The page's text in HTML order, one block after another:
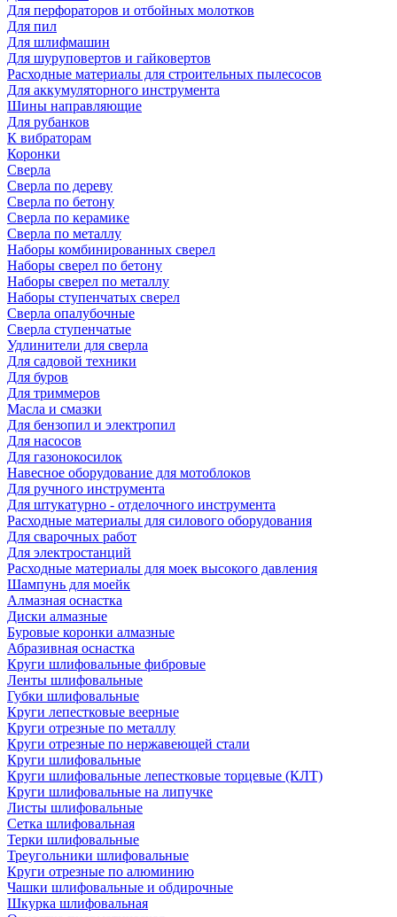
Для перфораторов и отбойных молотков
Для пил
Для шлифмашин
Для шуруповертов и гайковертов
Расходные материалы для строительных пылесосов
Для аккумуляторного инструмента
Шины направляющие
Для рубанков
К вибраторам
Коронки
Сверла
Сверла по дереву
Сверла по бетону
Сверла по керамике
Сверла по металлу
Наборы комбинированных сверел
Наборы сверел по бетону
Наборы сверел по металлу
Наборы ступенчатых сверел
Сверла опалубочные
Сверла ступенчатые
Удлинители для сверла
Для садовой техники
Для буров
Для триммеров
Масла и смазки
Для бензопил и электропил
Для насосов
Для газонокосилок
Навесное оборудование для мотоблоков
Для ручного инструмента
Для штукатурно - отделочного инструмента
Расходные материалы для силового оборудования
Для сварочных работ
Для электростанций
Расходные материалы для моек высокого давления
Шампунь для моейк
Алмазная оснастка
Диски алмазные
Буровые коронки алмазные
Абразивная оснастка
Круги шлифовальные фибровые
Ленты шлифовальные
Губки шлифовальные
Круги лепестковые веерные
Круги отрезные по металлу
Круги отрезные по нержавеющей стали
Круги шлифовальные
Круги шлифовальные лепестковые торцевые (КЛТ)
Круги шлифовальные на липучке
Листы шлифовальные
Сетка шлифовальная
Терки шлифовальные
Треугольники шлифовальные
Круги отрезные по алюминию
Чашки шлифовальные и обдирочные
Шкурка шлифовальная